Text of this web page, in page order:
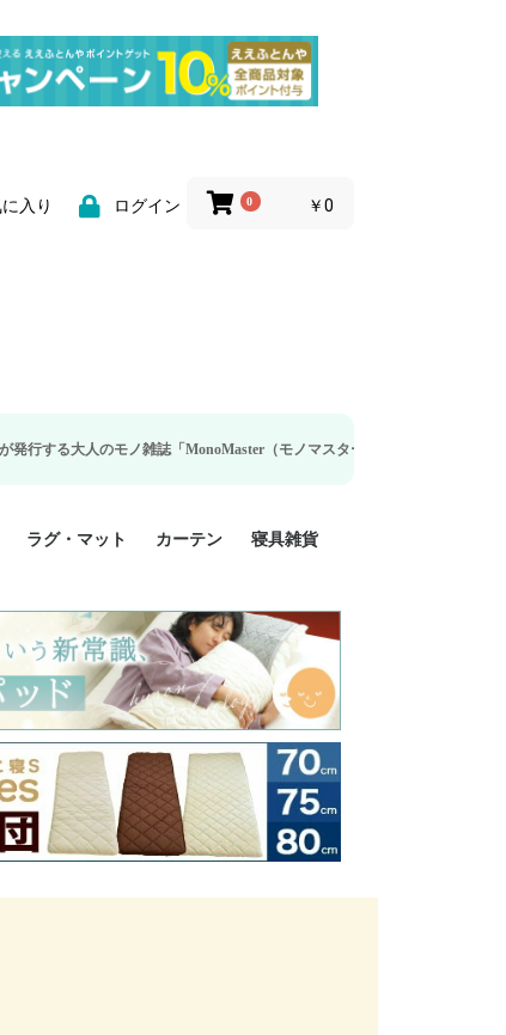
入り ログイン 0 ￥0
雑誌「MonoMaster（モノマスター）」の疲労回復・睡眠の向上特集に当
け布団カバー
け布団カバー
グ 掛け布団
掛け布団カバ
布団カバー
掛け布団カ
け布団カバー
団カバー
布団カバー
敷布団カバ
布団カバー
グ 敷布団カ
団カバー
カバー
カバー
カバー
バーシーツ
グ BOXシー
BOXシーツ
シーツ
グ BOXシー
ット
ット
ズ
ラグ・マット カーテン
既成カーテンのサイズ
遮光カーテン
レース・シアーカーテン
Disney ディズニーカーテ
ン
MOOMIN ムーミンカーテ
ン
PEANUTS ピーナツカー
テン (SNOOPY スヌーピ
ー)
寝具雑貨
美容・化粧品
シルク寝具・雑貨
HURONテクノロジー リ
カバリー寝具
ソファカバー
ひざ掛け
パジャマ
クッション
玄関・フロアーマット
ペット用ベッド
インテリア
その他寝具雑貨